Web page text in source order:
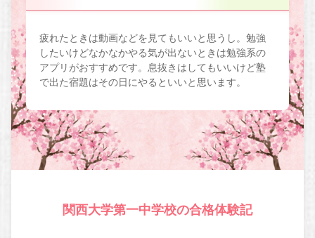
疲れたときは動画などを見てもいいと思うし。勉強
したいけどなかなかやる気が出ないときは勉強系の
アプリがおすすめです。息抜きはしてもいいけど塾
で出た宿題はその日にやるといいと思います。
関西大学第一中学校の合格体験記